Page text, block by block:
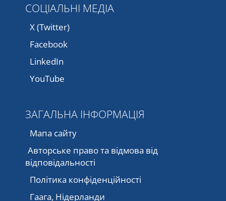
СОЦІАЛЬНІ МЕДІА
X (Twitter)
Facebook
LinkedIn
YouTube
ЗАГАЛЬНА ІНФОРМАЦІЯ
Мапа сайту
Авторське право та відмова від
відповідальності
Політика конфіденційності
Гаага, Нідерланди